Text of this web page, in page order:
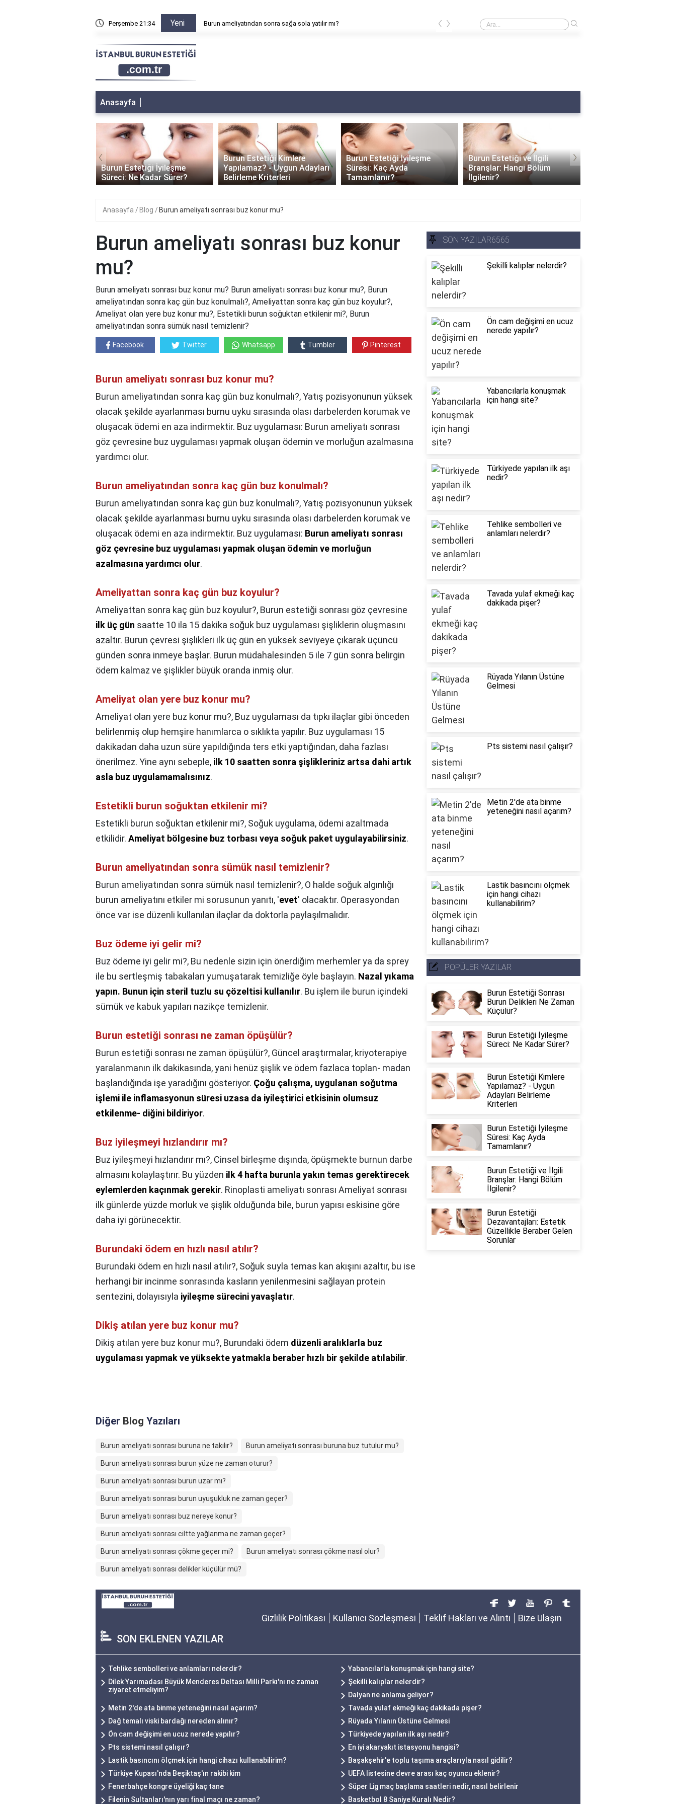
Perşembe 21:34 Yeni Burun ameliyatından sonra sağa sola yatılır mı? Burun ameliyatından sonra üst dudak kalkar mı?
‹ ›
Anasayfa
Burun Estetiği İyileşme
Süreci: Ne Kadar Sürer?
Burun Estetiği Kimlere
Yapılamaz? - Uygun Adayları
Belirleme Kriterleri
Burun Estetiği İyileşme
Süresi: Kaç Ayda
Tamamlanır?
Burun Estetiği ve İlgili
Branşlar: Hangi Bölüm
İlgilenir?
‹ ›
Anasayfa Blog Burun ameliyatı sonrası buz konur mu?
Burun ameliyatı sonrası buz konur
mu?
Burun ameliyatı sonrası buz konur mu? Burun ameliyatı sonrası buz konur mu?, Burun
ameliyatından sonra kaç gün buz konulmalı?, Ameliyattan sonra kaç gün buz koyulur?,
Ameliyat olan yere buz konur mu?, Estetikli burun soğuktan etkilenir mi?, Burun
ameliyatından sonra sümük nasıl temizlenir?
Facebook Twitter Whatsapp Tumbler Pinterest
Burun ameliyatı sonrası buz konur mu?
Burun ameliyatından sonra kaç gün buz konulmalı?, Yatış pozisyonunun yüksek
olacak şekilde ayarlanması burnu uyku sırasında olası darbelerden korumak ve
oluşacak ödemi en aza indirmektir. Buz uygulaması: Burun ameliyatı sonrası
göz çevresine buz uygulaması yapmak oluşan ödemin ve morluğun azalmasına
yardımcı olur.
Burun ameliyatından sonra kaç gün buz konulmalı?
Burun ameliyatından sonra kaç gün buz konulmalı?,Yatış pozisyonunun yüksek
olacak şekilde ayarlanması burnu uyku sırasında olası darbelerden korumak ve
oluşacak ödemi en aza indirmektir. Buz uygulaması: Burun ameliyatı sonrası
göz çevresine buz uygulaması yapmak oluşan ödemin ve morluğun
azalmasına yardımcı olur.
Ameliyattan sonra kaç gün buz koyulur?
Ameliyattan sonra kaç gün buz koyulur?, Burun estetiği sonrası göz çevresine
ilk üç gün saatte 10 ila 15 dakika soğuk buz uygulaması şişliklerin oluşmasını
azaltır. Burun çevresi şişlikleri ilk üç gün en yüksek seviyeye çıkarak üçüncü
günden sonra inmeye başlar. Burun müdahalesinden 5 ile 7 gün sonra belirgin
ödem kalmaz ve şişlikler büyük oranda inmiş olur.
Ameliyat olan yere buz konur mu?
Ameliyat olan yere buz konur mu?, Buz uygulaması da tıpkı ilaçlar gibi önceden
belirlenmiş olup hemşire hanımlarca o sıklıkta yapılır. Buz uygulaması 15
dakikadan daha uzun süre yapıldığında ters etki yaptığından, daha fazlası
önerilmez. Yine aynı sebeple, ilk 10 saatten sonra şişlikleriniz artsa dahi artık
asla buz uygulamamalısınız.
Estetikli burun soğuktan etkilenir mi?
Estetikli burun soğuktan etkilenir mi?, Soğuk uygulama, ödemi azaltmada
etkilidir. Ameliyat bölgesine buz torbası veya soğuk paket uygulayabilirsiniz.
Burun ameliyatından sonra sümük nasıl temizlenir?
Burun ameliyatından sonra sümük nasıl temizlenir?, O halde soğuk algınlığı
burun ameliyatını etkiler mi sorusunun yanıtı, 'evet' olacaktır. Operasyondan
önce var ise düzenli kullanılan ilaçlar da doktorla paylaşılmalıdır.
Buz ödeme iyi gelir mi?
Buz ödeme iyi gelir mi?, Bu nedenle sizin için önerdiğim merhemler ya da sprey
ile bu sertleşmiş tabakaları yumuşatarak temizliğe öyle başlayın. Nazal yıkama
yapın. Bunun için steril tuzlu su çözeltisi kullanılır. Bu işlem ile burun içindeki
sümük ve kabuk yapıları nazikçe temizlenir.
Burun estetiği sonrası ne zaman öpüşülür?
Burun estetiği sonrası ne zaman öpüşülür?, Güncel araştırmalar, kriyoterapiye
yaralanmanın ilk dakikasında, yani henüz şişlik ve ödem fazlaca toplan- madan
başlandığında işe yaradığını gösteriyor. Çoğu çalışma, uygulanan soğutma
işlemi ile inflamasyonun süresi uzasa da iyileştirici etkisinin olumsuz
etkilenme- diğini bildiriyor.
Buz iyileşmeyi hızlandırır mı?
Buz iyileşmeyi hızlandırır mı?, Cinsel birleşme dışında, öpüşmekte burnun darbe
almasını kolaylaştırır. Bu yüzden ilk 4 hafta burunla yakın temas gerektirecek
eylemlerden kaçınmak gerekir. Rinoplasti ameliyatı sonrası Ameliyat sonrası
ilk günlerde yüzde morluk ve şişlik olduğunda bile, burun yapısı eskisine göre
daha iyi görünecektir.
Burundaki ödem en hızlı nasıl atılır?
Burundaki ödem en hızlı nasıl atılır?, Soğuk suyla temas kan akışını azaltır, bu ise
herhangi bir incinme sonrasında kasların yenilenmesini sağlayan protein
sentezini, dolayısıyla iyileşme sürecini yavaşlatır.
Dikiş atılan yere buz konur mu?
Dikiş atılan yere buz konur mu?, Burundaki ödem düzenli aralıklarla buz
uygulaması yapmak ve yüksekte yatmakla beraber hızlı bir şekilde atılabilir.
Diğer Blog Yazıları
Burun ameliyatı sonrası buruna ne takılır? Burun ameliyatı sonrası buruna buz tutulur mu?
Burun ameliyatı sonrası burun yüze ne zaman oturur?
Burun ameliyatı sonrası burun uzar mı?
Burun ameliyatı sonrası burun uyuşukluk ne zaman geçer?
Burun ameliyatı sonrası buz nereye konur?
Burun ameliyatı sonrası ciltte yağlanma ne zaman geçer?
Burun ameliyatı sonrası çökme geçer mi? Burun ameliyatı sonrası çökme nasıl olur?
Burun ameliyatı sonrası delikler küçülür mü?
SON YAZILAR6565
Şekilli kalıplar nelerdir?
Ön cam değişimi en ucuz
nerede yapılır?
Yabancılarla konuşmak
için hangi site?
Türkiyede yapılan ilk aşı
nedir?
Tehlike sembolleri ve
anlamları nelerdir?
Tavada yulaf ekmeği kaç
dakikada pişer?
Rüyada Yılanın Üstüne
Gelmesi
Pts sistemi nasıl çalışır?
Metin 2'de ata binme
yeteneğini nasıl açarım?
Lastik basıncını ölçmek
için hangi cihazı
kullanabilirim?
POPÜLER YAZILAR
Burun Estetiği Sonrası
Burun Delikleri Ne Zaman
Küçülür?
Burun Estetiği İyileşme
Süreci: Ne Kadar Sürer?
Burun Estetiği Kimlere
Yapılamaz? - Uygun
Adayları Belirleme
Kriterleri
Burun Estetiği İyileşme
Süresi: Kaç Ayda
Tamamlanır?
Burun Estetiği ve İlgili
Branşlar: Hangi Bölüm
İlgilenir?
Burun Estetiği
Dezavantajları: Estetik
Güzellikle Beraber Gelen
Sorunlar
Gizlilik Politikası Kullanıcı Sözleşmesi Teklif Hakları ve Alıntı Bize Ulaşın
SON EKLENEN YAZILAR
Tehlike sembolleri ve anlamları nelerdir?
Yabancılarla konuşmak için hangi site?
Dilek Yarımadası Büyük Menderes Deltası Milli Parkı'nı ne zaman
ziyaret etmeliyim?
Şekilli kalıplar nelerdir?
Dalyan ne anlama geliyor?
Metin 2'de ata binme yeteneğini nasıl açarım?
Tavada yulaf ekmeği kaç dakikada pişer?
Dağ temalı viski bardağı nereden alınır?
Rüyada Yılanın Üstüne Gelmesi
Ön cam değişimi en ucuz nerede yapılır?
Türkiyede yapılan ilk aşı nedir?
Pts sistemi nasıl çalışır?
En iyi akaryakıt istasyonu hangisi?
Lastik basıncını ölçmek için hangi cihazı kullanabilirim?
Başakşehir'e toplu taşıma araçlarıyla nasıl gidilir?
Türkiye Kupası'nda Beşiktaş'ın rakibi kim
UEFA listesine devre arası kaç oyuncu eklenir?
Fenerbahçe kongre üyeliği kaç tane
Süper Lig maç başlama saatleri nedir, nasıl belirlenir
Filenin Sultanları'nın yarı final maçı ne zaman?
Basketbol 8 Saniye Kuralı Nedir?